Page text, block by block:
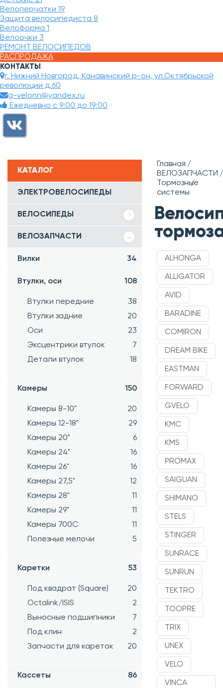
Велоперчатки 19
Защита велосипедиста 8
Велоформа 1
Велоочки 3
РЕМОНТ ВЕЛОСИПЕДОВ
РАСПРОДАЖА
КОНТАКТЫ
г. Нижний Новгород, Канавинский р-он, ул.Октябрьской
революции д.60
g-velonn@yandex.ru
Ежедневно с 9:00 до 19:00
КАТАЛОГ
ЭЛЕКТРОВЕЛОСИПЕДЫ
ВЕЛОСИПЕДЫ
ВЕЛОЗАПЧАСТИ
Вилки 34
Втулки, оси 108
Втулки передние
38
Втулки задние
20
Оси
23
Эксцентрики втулок
7
Детали втулок
18
Камеры 150
Камеры 8-10"
20
Камеры 12-18"
29
Камеры 20"
6
Камеры 24"
16
Камеры 26"
16
Камеры 27,5"
12
Камеры 28"
11
Камеры 29"
11
Камеры 700C
11
Полезные мелочи
5
Каретки 53
Под квадрат (Square)
20
Octalink/ISIS
2
Выносные подшипники
7
Под клин
2
Запчасти для кареток
20
Кассеты 86
Главная
ВЕЛОЗАПЧАСТИ
Тормозные
системы
ALHONGA
ALLIGATOR
AVID
BARADINE
COMIRON
DREAM BIKE
EASTMAN
FORWARD
GVELO
KMC
KMS
PROMAX
SAIGUAN
SHIMANO
STELS
STINGER
SUNRACE
SUNRUN
TEKTRO
TOOPRE
TRIX
UNEX
VELO
VINCA